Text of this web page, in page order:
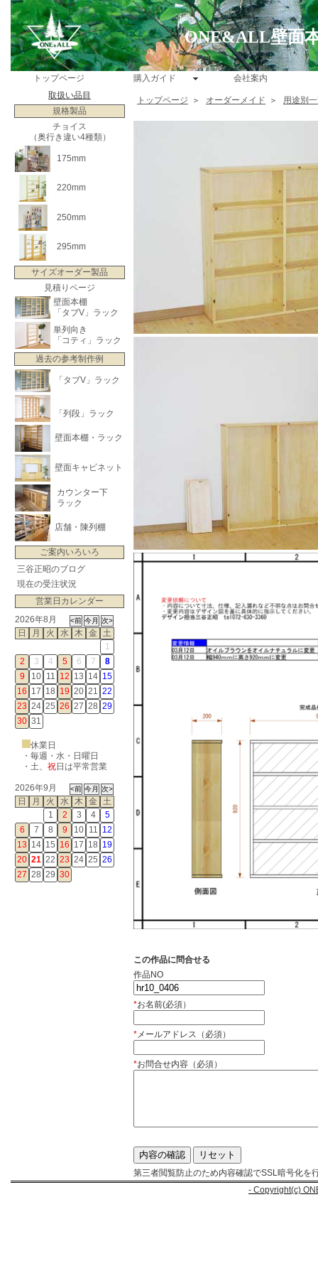
ONE&ALL壁面
トップページ 購入ガイド
会社案内
取扱い品目
規格製品
チョイス
（奥行き違い4種類）
175mm
220mm
250mm
295mm
サイズオーダー製品
見積りページ
壁面本棚
「タブV」ラック
単列向き
「コティ」ラック
過去の参考制作例
「タブV」ラック
「列段」ラック
壁面本棚・ラック
壁面キャビネット
カウンター下
ラック
店舗・陳列棚
ご案内いろいろ
三谷正昭のブログ
現在の受注状況
営業日カレンダー
2026年8月
日
月 火 水 木 金
土
1
2
3 4 5 6 7
8
9
10 11 12 13 14 15
16 17 18 19 20 21 22
23 24 25 26 27 28 29
30 31
休業日
・毎週・水・日曜日
・ 土、 祝日は平常営業
2026年9月
日
月 火 水 木 金
土
1
2 3 4
5
6
7 8 9 10 11 12
13 14 15 16 17 18 19
20 21 22 23 24 25 26
27 28 29 30
トップページ ＞ オーダーメイド ＞ 用途別
この作品に問合せる
作品NO
*お名前(必須）
*メールアドレス（必須）
*お問合せ内容（必須）
第三者閲覧防止のため内容確認でSSL暗号化を
- Copyright(c)